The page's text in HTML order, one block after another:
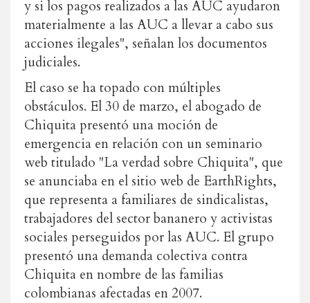
y si los pagos realizados a las AUC ayudaron
materialmente a las AUC a llevar a cabo sus
acciones ilegales", señalan los documentos
judiciales.
El caso se ha topado con múltiples
obstáculos. El 30 de marzo, el abogado de
Chiquita presentó una moción de
emergencia en relación con un seminario
web titulado "La verdad sobre Chiquita", que
se anunciaba en el sitio web de EarthRights,
que representa a familiares de sindicalistas,
trabajadores del sector bananero y activistas
sociales perseguidos por las AUC. El grupo
presentó una demanda colectiva contra
Chiquita en nombre de las familias
colombianas afectadas en 2007.